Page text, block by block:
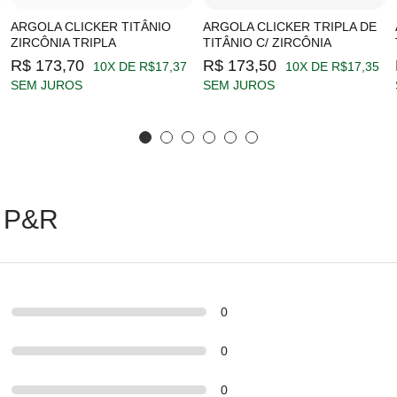
ARGOLA CLICKER TITÂNIO
ZIRCÔNIA TRIPLA
R$ 173,70
10X DE R$17,37
SEM JUROS
ARGOLA CLICKER TRIPLA DE
TITÂNIO C/ ZIRCÔNIA
R$ 173,50
10X DE R$17,35
SEM JUROS
0
0
0